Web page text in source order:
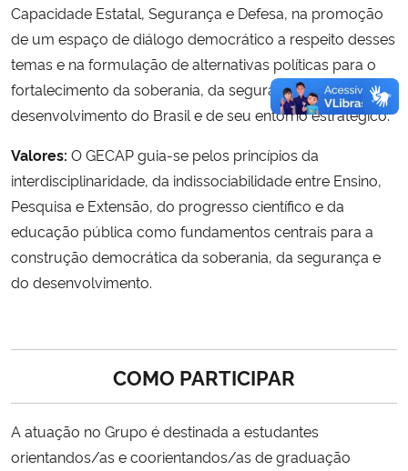
Capacidade Estatal, Segurança e Defesa, na promoção
de um espaço de diálogo democrático a respeito desses
temas e na formulação de alternativas políticas para o
fortalecimento da soberania, da segurança e do
desenvolvimento do Brasil e de seu entorno estratégico.
Valores: O GECAP guia-se pelos princípios da
interdisciplinaridade, da indissociabilidade entre Ensino,
Pesquisa e Extensão, do progresso científico e da
educação pública como fundamentos centrais para a
construção democrática da soberania, da segurança e
do desenvolvimento.
COMO PARTICIPAR
A atuação no Grupo é destinada a estudantes
orientandos/as e coorientandos/as de graduação